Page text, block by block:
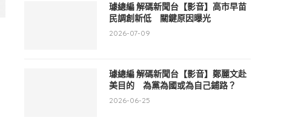
璩總編 解碼新聞台【影音】高市早苗
民調創新低 關鍵原因曝光
2026-07-09
璩總編 解碼新聞台【影音】鄭麗文赴
美目的 為黨為國或為自己鋪路？
2026-06-25